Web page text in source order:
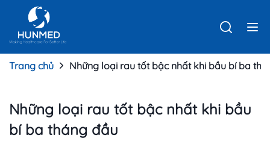
Trang chủ Những loại rau tốt bậc nhất khi bầu bí ba
Những loại rau tốt bậc nhất khi bầu
bí ba tháng đầu